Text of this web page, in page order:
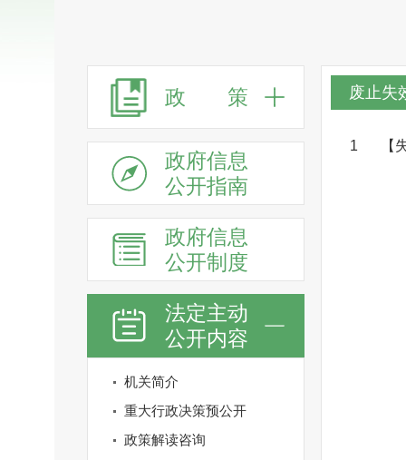
政 策
政府信息
公开指南
政府信息
公开制度
法定主动
公开内容
机关简介
重大行政决策预公开
政策解读咨询
废止失
1 【